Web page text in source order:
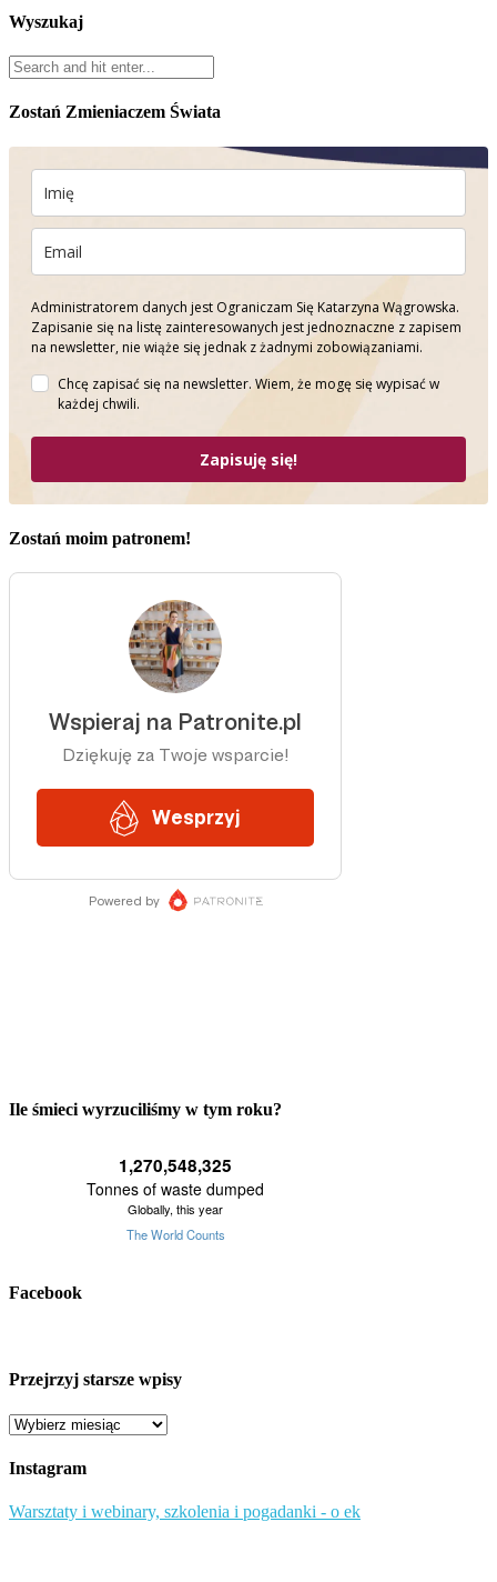
Wyszukaj
Zostań Zmieniaczem Świata
Administratorem danych jest Ograniczam Się Katarzyna Wągrowska.
Zapisanie się na listę zainteresowanych jest jednoznaczne z zapisem
na newsletter, nie wiąże się jednak z żadnymi zobowiązaniami.
Chcę zapisać się na newsletter. Wiem, że mogę się wypisać w
każdej chwili.
Zapisuję się!
Zostań moim patronem!
Ile śmieci wyrzuciliśmy w tym roku?
Facebook
Przejrzyj starsze wpisy
Przejrzyj
wpisy
Instagram
Warsztaty i webinary, szkolenia i pogadanki - o ek